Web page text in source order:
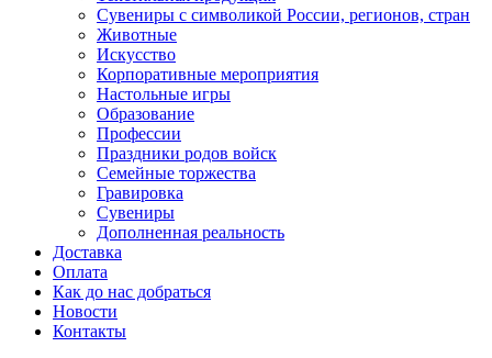
Сувениры с символикой России, регионов, стран
Животные
Искусство
Корпоративные мероприятия
Настольные игры
Образование
Профессии
Праздники родов войск
Семейные торжества
Гравировка
Сувениры
Дополненная реальность
Доставка
Оплата
Как до нас добраться
Новости
Контакты